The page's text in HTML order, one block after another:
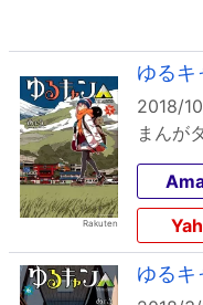
ゆる
2018/
まんが
ゆる